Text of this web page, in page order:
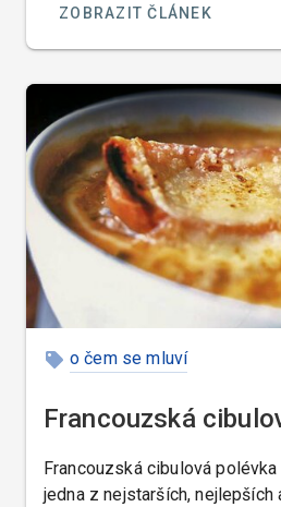
na všechno, kdykoliv, a
nikdy nestěžoval v Česku,
ZOBRAZIT ČLÁNEK
o čem se mluví
Francouzská
Francouzská cibulová
jedna z nejstarších, nejlepších